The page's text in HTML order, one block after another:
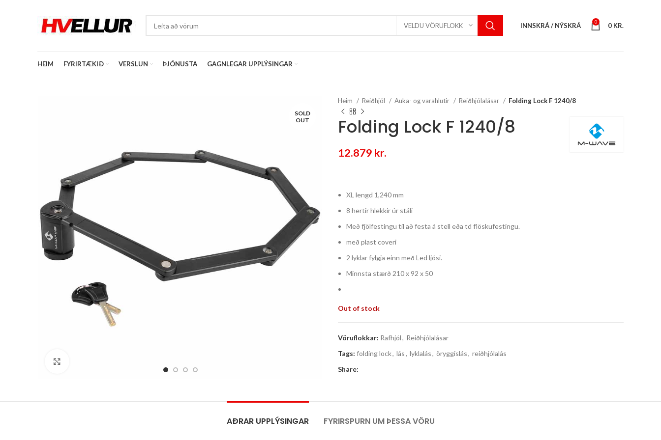
VELDU VÖRUFLOKK INNSKRÁ / NÝSKRÁ 0 0 KR.
HEIM FYRIRTÆKIÐ VERSLUN ÞJÓNUSTA GAGNLEGAR UPPLÝSINGAR
SOLD
OUT
Heim Reiðhjól Auka- og varahlutir Reiðhjólalásar Folding Lock F 1240/8
Folding Lock F 1240/8
12.879 kr.
XL lengd 1,240 mm
8 hertir hlekkir úr stáli
Með fjölfestingu til að festa á stell eða td flöskufestingu.
með plast coveri
2 lyklar fylgja einn með Led ljósi.
Minnsta stærð 210 x 92 x 50
Out of stock
Vöruflokkar: Rafhjól, Reiðhjólalásar
Tags: folding lock, lás, lyklalás, öryggislás, reiðhjólalás
Share:
AÐRAR UPPLÝSINGAR FYRIRSPURN UM ÞESSA VÖRU